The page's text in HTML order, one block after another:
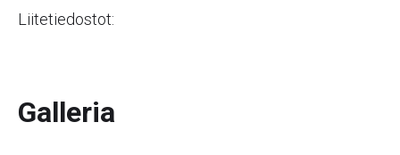
Liitetiedostot:
Galleria